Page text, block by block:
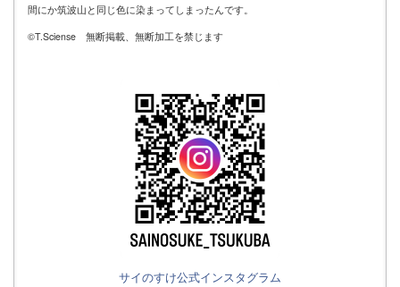
間にか筑波山と同じ色に染まってしまったんです。
©T.Sciense 無断掲載、無断加工を禁じます
サイのすけ公式インスタグラム